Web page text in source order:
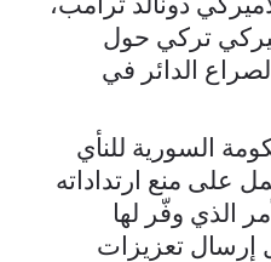
تركي حول
الدائر في
السورية للنأي
على منع ارتداداته
الذي وفّر لها
إرسال تعزيزات